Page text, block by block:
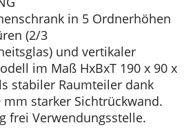
in 5 Ordnerhöhen
(2/3
und vertikaler
im Maß HxBxT 190 x 90 x
stabiler Raumteiler dank
starker Sichtrückwand.
frei Verwendungsstelle.